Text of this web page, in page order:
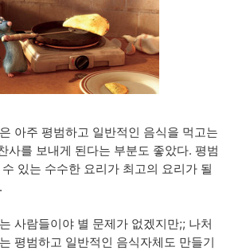
아주 평범하고 일반적인 음식을 먹고는
사를 보내게 된다는 부분도 좋았다. 평범
있는 수수한 요리가 최고의 요리가 될
사람들이야 별 문제가 없겠지만;; 나처
평범하고 일반적인 음식자체도 만들기